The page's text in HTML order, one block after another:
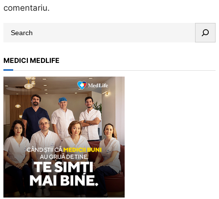
comentariu.
r
c
h
MEDICI MEDLIFE